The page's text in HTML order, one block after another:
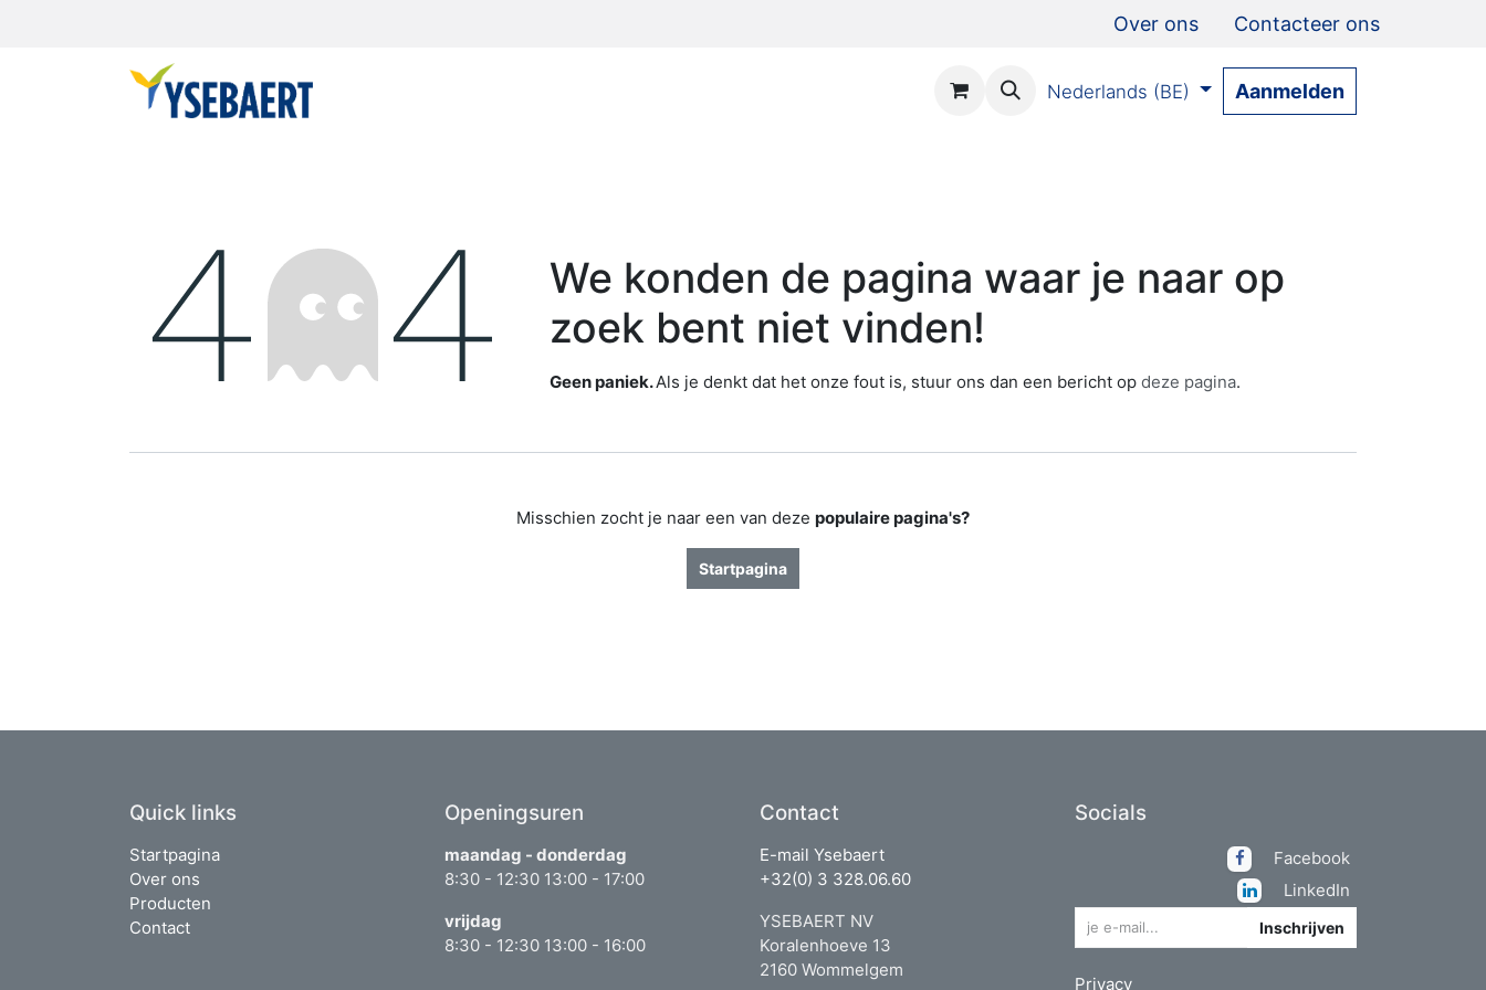
Over ons Contacteer ons
Nederlands (BE) Aanmelden
Fout 404
We konden de pagina waar je naar op
zoek bent niet vinden!
Geen paniek.Als je denkt dat het onze fout is, stuur ons dan een bericht op deze pagina.
Misschien zocht je naar een van deze populaire pagina's?
Startpagina
Quick links
Startpagina
Over ons
Producten
Contact
Openingsuren
maandag - donderdag
8:30 - 12:30 13:00 - 17:00
vrijdag
8:30 - 12:30 13:00 - 16:00
Contact
E-mail Ysebaert
+32(0) 3 328.06.60
YSEBAERT NV
Koralenhoeve 13
2160 Wommelgem
Socials
Facebook
LinkedIn
Inschrijven
Privacy